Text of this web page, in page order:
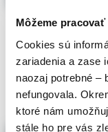
Môžeme
Cookies sú
zariadenia a zase
naozaj potrebné –
nefungovala.
ktoré nám
stále ho pre vás
🌴